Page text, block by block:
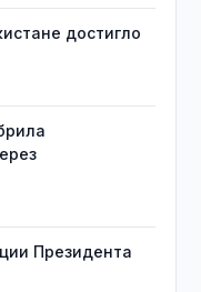
достигло
Президента